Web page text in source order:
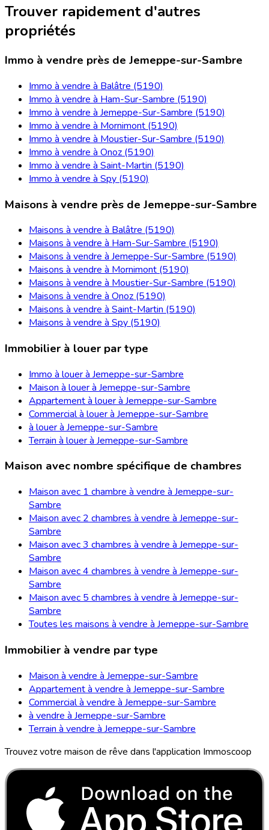
Trouver rapidement d'autres
propriétés
Immo à vendre près de Jemeppe-sur-Sambre
Immo à vendre à Balâtre (5190)
Immo à vendre à Ham-Sur-Sambre (5190)
Immo à vendre à Jemeppe-Sur-Sambre (5190)
Immo à vendre à Mornimont (5190)
Immo à vendre à Moustier-Sur-Sambre (5190)
Immo à vendre à Onoz (5190)
Immo à vendre à Saint-Martin (5190)
Immo à vendre à Spy (5190)
Maisons à vendre près de Jemeppe-sur-Sambre
Maisons à vendre à Balâtre (5190)
Maisons à vendre à Ham-Sur-Sambre (5190)
Maisons à vendre à Jemeppe-Sur-Sambre (5190)
Maisons à vendre à Mornimont (5190)
Maisons à vendre à Moustier-Sur-Sambre (5190)
Maisons à vendre à Onoz (5190)
Maisons à vendre à Saint-Martin (5190)
Maisons à vendre à Spy (5190)
Immobilier à louer par type
Immo à louer à Jemeppe-sur-Sambre
Maison à louer à Jemeppe-sur-Sambre
Appartement à louer à Jemeppe-sur-Sambre
Commercial à louer à Jemeppe-sur-Sambre
à louer à Jemeppe-sur-Sambre
Terrain à louer à Jemeppe-sur-Sambre
Maison avec nombre spécifique de chambres
Maison avec 1 chambre à vendre à Jemeppe-sur-
Sambre
Maison avec 2 chambres à vendre à Jemeppe-sur-
Sambre
Maison avec 3 chambres à vendre à Jemeppe-sur-
Sambre
Maison avec 4 chambres à vendre à Jemeppe-sur-
Sambre
Maison avec 5 chambres à vendre à Jemeppe-sur-
Sambre
Toutes les maisons à vendre à Jemeppe-sur-Sambre
Immobilier à vendre par type
Maison à vendre à Jemeppe-sur-Sambre
Appartement à vendre à Jemeppe-sur-Sambre
Commercial à vendre à Jemeppe-sur-Sambre
à vendre à Jemeppe-sur-Sambre
Terrain à vendre à Jemeppe-sur-Sambre
Trouvez votre maison de rêve dans l'application Immoscoop